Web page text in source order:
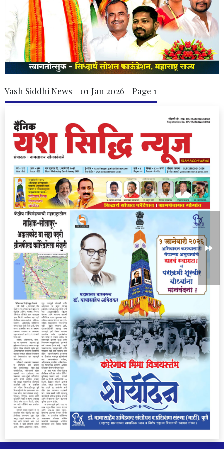
Yash Siddhi News - 01 Jan 2026 - Page 1